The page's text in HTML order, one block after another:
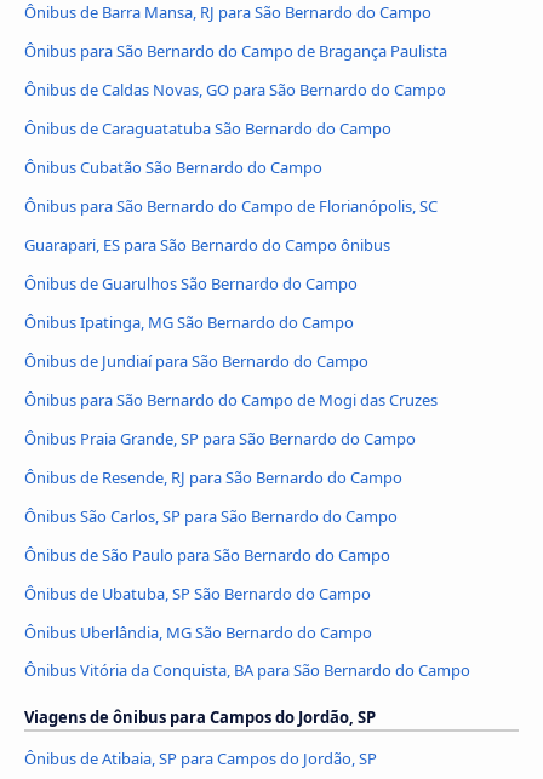
Ônibus de Barra Mansa, RJ para São Bernardo do Campo
Ônibus para São Bernardo do Campo de Bragança Paulista
Ônibus de Caldas Novas, GO para São Bernardo do Campo
Ônibus de Caraguatatuba São Bernardo do Campo
Ônibus Cubatão São Bernardo do Campo
Ônibus para São Bernardo do Campo de Florianópolis, SC
Guarapari, ES para São Bernardo do Campo ônibus
Ônibus de Guarulhos São Bernardo do Campo
Ônibus Ipatinga, MG São Bernardo do Campo
Ônibus de Jundiaí para São Bernardo do Campo
Ônibus para São Bernardo do Campo de Mogi das Cruzes
Ônibus Praia Grande, SP para São Bernardo do Campo
Ônibus de Resende, RJ para São Bernardo do Campo
Ônibus São Carlos, SP para São Bernardo do Campo
Ônibus de São Paulo para São Bernardo do Campo
Ônibus de Ubatuba, SP São Bernardo do Campo
Ônibus Uberlândia, MG São Bernardo do Campo
Ônibus Vitória da Conquista, BA para São Bernardo do Campo
Viagens de ônibus para Campos do Jordão, SP
Ônibus de Atibaia, SP para Campos do Jordão, SP